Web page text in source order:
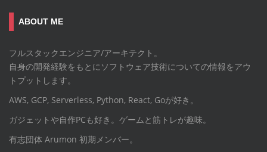
ABOUT ME
フルスタックエンジニア/アーキテクト。
自身の開発経験をもとにソフトウェア技術についての情報をアウ
トプットします。
AWS, GCP, Serverless, Python, React, Goが好き。
ガジェットや自作PCも好き。ゲームと筋トレが趣味。
有志団体 Arumon 初期メンバー。